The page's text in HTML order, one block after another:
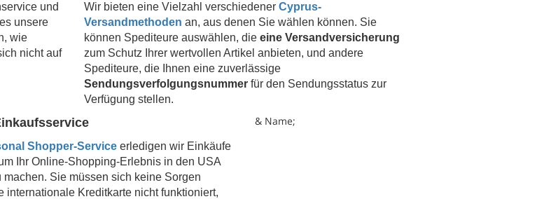
und
unsere
wie
nicht auf
Wir bieten eine Vielzahl verschiedener Cyprus-
Versandmethoden an, aus denen Sie wählen können. Sie
können Spediteure auswählen, die eine Versandversicherung
zum Schutz Ihrer wertvollen Artikel anbieten, und andere
Spediteure, die Ihnen eine zuverlässige
Sendungsverfolgungsnummer für den Sendungsstatus zur
Verfügung stellen.
Shopper-Service erledigen wir Einkäufe
Ihr Online-Shopping-Erlebnis in den USA
machen. Sie müssen sich keine Sorgen
internationale Kreditkarte nicht funktioniert,
& Name;